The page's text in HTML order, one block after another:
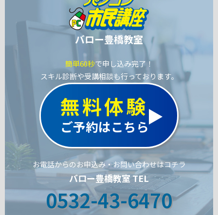
バロー豊橋教室
簡単60秒で申し込み完了！
スキル診断や受講相談も行っております。
無料体験
ご予約はこちら
お電話からのお申込み・お問い合わせはコチラ
バロー豊橋教室 TEL
0532-43-6470